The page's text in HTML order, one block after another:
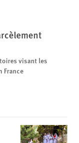
visant les
France